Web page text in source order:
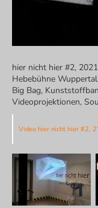
hier nicht hier #2,
Hebebühne
Big Bag,
Videoprojektionen,
Video hier nicht hier #2,